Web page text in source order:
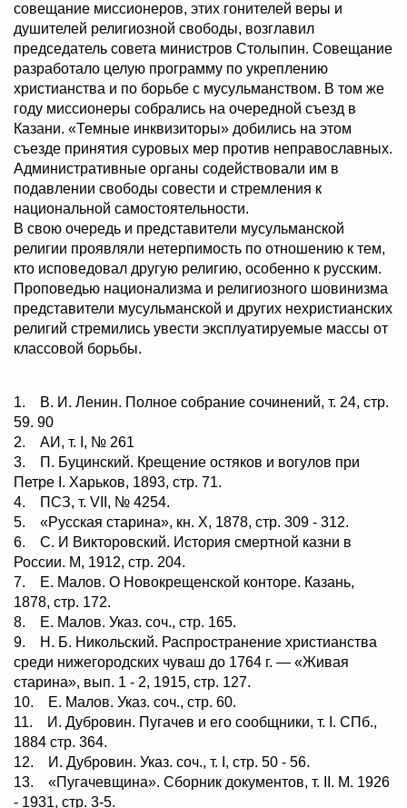
совещание миссионеров, этих гонителей веры и
душителей религиозной свободы, возглавил
председатель совета министров Столыпин. Совещание
разработало целую программу по укреплению
христианства и по борьбе с мусульманством. В том же
году миссионеры собрались на очередной съезд в
Казани. «Темные инквизиторы» добились на этом
съезде принятия суровых мер против неправославных.
Административные органы содействовали им в
подавлении свободы совести и стремления к
национальной самостоятельности.
В свою очередь и представители мусульманской
религии проявляли нетерпимость по отношению к тем,
кто исповедовал другую религию, особенно к русским.
Проповедью национализма и религиозного шовинизма
представители мусульманской и других нехристианских
религий стремились увести эксплуатируемые массы от
классовой борьбы.
1. В. И. Ленин. Полное собрание сочинений, т. 24, стр.
59. 90
2. АИ, т. I, № 261
3. П. Буцинский. Крещение остяков и вогулов при
Петре I. Харьков, 1893, стр. 71.
4. ПСЗ, т. VII, № 4254.
5. «Русская старина», кн. X, 1878, стр. 309 - 312.
6. С. И Викторовский. История смертной казни в
России. М, 1912, стр. 204.
7. Е. Малов. О Новокрещенской конторе. Казань,
1878, стр. 172.
8. Е. Малов. Указ. соч., стр. 165.
9. Н. Б. Никольский. Распространение христианства
среди нижегородских чуваш до 1764 г. — «Живая
старина», вып. 1 - 2, 1915, стр. 127.
10. Е. Малов. Указ. соч., стр. 60.
11. И. Дубровин. Пугачев и его сообщники, т. I. СПб.,
1884 стр. 364.
12. И. Дубровин. Указ. соч., т. I, стр. 50 - 56.
13. «Пугачевщина». Сборник документов, т. II. M. 1926
- 1931, стр. 3-5.